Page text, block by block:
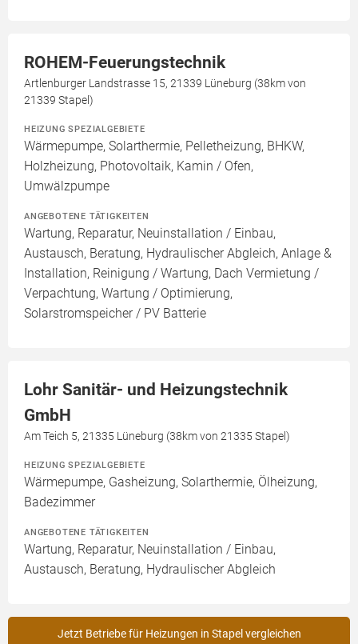
ROHEM-Feuerungstechnik
Artlenburger Landstrasse 15, 21339 Lüneburg (38km von
21339 Stapel)
HEIZUNG SPEZIALGEBIETE
Wärmepumpe, Solarthermie, Pelletheizung, BHKW,
Holzheizung, Photovoltaik, Kamin / Ofen,
Umwälzpumpe
ANGEBOTENE TÄTIGKEITEN
Wartung, Reparatur, Neuinstallation / Einbau,
Austausch, Beratung, Hydraulischer Abgleich, Anlage &
Installation, Reinigung / Wartung, Dach Vermietung /
Verpachtung, Wartung / Optimierung,
Solarstromspeicher / PV Batterie
Lohr Sanitär- und Heizungstechnik
GmbH
Am Teich 5, 21335 Lüneburg (38km von 21335 Stapel)
HEIZUNG SPEZIALGEBIETE
Wärmepumpe, Gasheizung, Solarthermie, Ölheizung,
Badezimmer
ANGEBOTENE TÄTIGKEITEN
Wartung, Reparatur, Neuinstallation / Einbau,
Austausch, Beratung, Hydraulischer Abgleich
Jetzt Betriebe für Heizungen in Stapel vergleichen